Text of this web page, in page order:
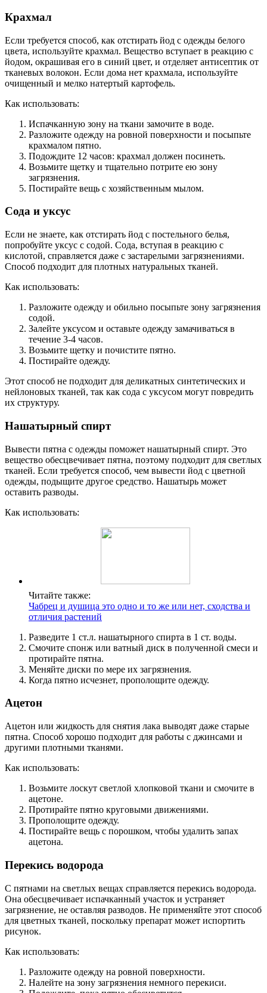
Крахмал
Если требуется способ, как отстирать йод с одежды белого
цвета, используйте крахмал. Вещество вступает в реакцию с
йодом, окрашивая его в синий цвет, и отделяет антисептик от
тканевых волокон. Если дома нет крахмала, используйте
очищенный и мелко натертый картофель.
Как использовать:
Испачканную зону на ткани замочите в воде.
Разложите одежду на ровной поверхности и посыпьте
крахмалом пятно.
Подождите 12 часов: крахмал должен посинеть.
Возьмите щетку и тщательно потрите ею зону
загрязнения.
Постирайте вещь с хозяйственным мылом.
Сода и уксус
Если не знаете, как отстирать йод с постельного белья,
попробуйте уксус с содой. Сода, вступая в реакцию с
кислотой, справляется даже с застарелыми загрязнениями.
Способ подходит для плотных натуральных тканей.
Как использовать:
Разложите одежду и обильно посыпьте зону загрязнения
содой.
Залейте уксусом и оставьте одежду замачиваться в
течение 3-4 часов.
Возьмите щетку и почистите пятно.
Постирайте одежду.
Этот способ не подходит для деликатных синтетических и
нейлоновых тканей, так как сода с уксусом могут повредить
их структуру.
Нашатырный спирт
Вывести пятна с одежды поможет нашатырный спирт. Это
вещество обесцвечивает пятна, поэтому подходит для светлых
тканей. Если требуется способ, чем вывести йод с цветной
одежды, подыщите другое средство. Нашатырь может
оставить разводы.
Как использовать:
Читайте также:
Чабрец и душица это одно и то же или нет, сходства и
отличия растений
Разведите 1 ст.л. нашатырного спирта в 1 ст. воды.
Смочите спонж или ватный диск в полученной смеси и
протирайте пятна.
Меняйте диски по мере их загрязнения.
Когда пятно исчезнет, прополощите одежду.
Ацетон
Ацетон или жидкость для снятия лака выводят даже старые
пятна. Способ хорошо подходит для работы с джинсами и
другими плотными тканями.
Как использовать:
Возьмите лоскут светлой хлопковой ткани и смочите в
ацетоне.
Протирайте пятно круговыми движениями.
Прополощите одежду.
Постирайте вещь с порошком, чтобы удалить запах
ацетона.
Перекись водорода
С пятнами на светлых вещах справляется перекись водорода.
Она обесцвечивает испачканный участок и устраняет
загрязнение, не оставляя разводов. Не применяйте этот способ
для цветных тканей, поскольку препарат может испортить
рисунок.
Как использовать:
Разложите одежду на ровной поверхности.
Налейте на зону загрязнения немного перекиси.